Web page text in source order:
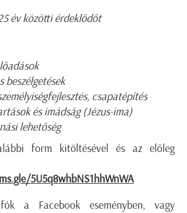
év közötti érdeklődőt
beszélgetések
csapatépítés
és imádság (Jézus-ima)
lehetőség
form kitöltésével és az előleg
5U5q8whbNS1hhWnWA
a Facebook eseményben, vagy